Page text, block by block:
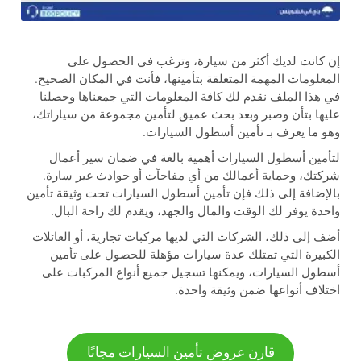
إن كانت لديك أكثر من سيارة، وترغب في الحصول على
المعلومات المهمة المتعلقة بتأمينها، فأنت في المكان الصحيح.
في هذا الملف نقدم لك كافة المعلومات التي جمعناها وحصلنا
عليها بتأن وصبر وبعد بحث عميق لتأمين مجموعة من سياراتك،
وهو ما يعرف بـ تأمين أسطول السيارات.
لتأمين أسطول السيارات أهمية بالغة في ضمان سير أعمال
شركتك، وحماية أعمالك من أي مفاجآت أو حوادث غير سارة.
بالإضافة إلى ذلك فإن تأمين أسطول السيارات تحت وثيقة تأمين
واحدة يوفر لك الوقت والمال والجهد، ويقدم لك راحة البال.
أضف إلى ذلك، الشركات التي لديها مركبات تجارية، أو العائلات
الكبيرة التي تمتلك عدة سيارات مؤهلة للحصول على تأمين
أسطول السيارات، ويمكنها تسجيل جميع أنواع المركبات على
اختلاف أنواعها ضمن وثيقة واحدة.
قارن عروض تأمين السيارات مجانًا